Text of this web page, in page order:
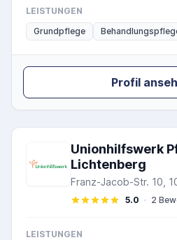
LEISTUNGEN
Grundpflege
Profil
Unionhilfswerk
Lichtenberg
Franz-Jacob-Str. 10,
5.0 · 2
LEISTUNGEN